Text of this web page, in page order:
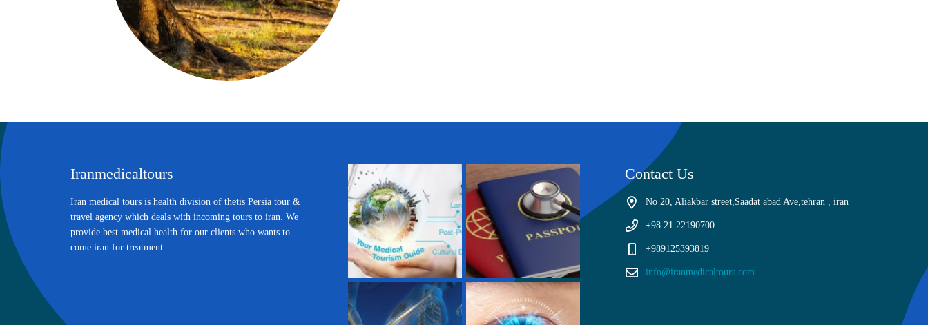
Iranmedicaltours
Iran medical tours is health division of thetis Persia tour &
travel agency which deals with incoming tours to iran. We
provide best medical health for our clients who wants to
come iran for treatment .
Contact Us
No 20, Aliakbar street,Saadat abad Ave,tehran , iran
+98 21 22190700
+989125393819
info@iranmedicaltours.com